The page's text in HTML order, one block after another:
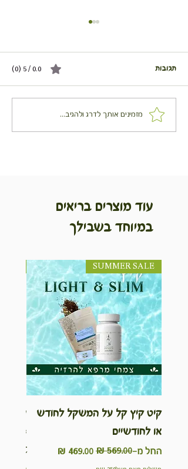
קדרת חיטה, שורשים ותמרים
תגובות 0.0 / 5 ‏(0)
מזמינים אותך לדרג ולהגיב...
עוד מוצרים בריאים
במיוחד בשבילך
SUMMER SALE
קיט קיץ קל על המשקל לחודש
או לחודשיים
החל מ-
מחיר רגיל
מחיר מבצע
ערכת
Kit